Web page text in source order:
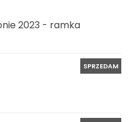
2023 - ramka
SPRZEDAM